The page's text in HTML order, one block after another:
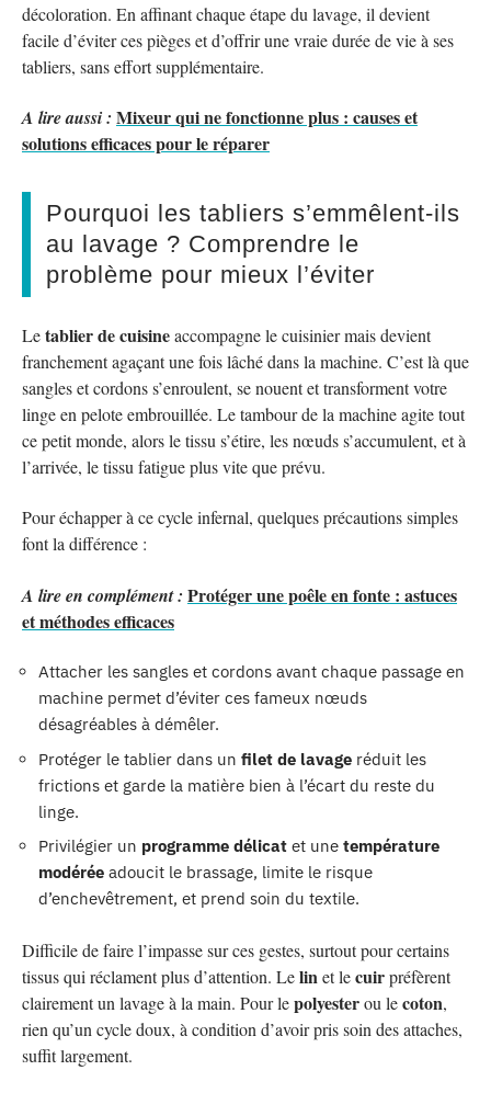
décoloration. En affinant chaque étape du lavage, il devient
facile d’éviter ces pièges et d’offrir une vraie durée de vie à ses
tabliers, sans effort supplémentaire.
A lire aussi : Mixeur qui ne fonctionne plus : causes et
solutions efficaces pour le réparer
Pourquoi les tabliers s’emmêlent-ils
au lavage ? Comprendre le
problème pour mieux l’éviter
Letablier de cuisineaccompagne le cuisinier mais devient
franchement agaçant une fois lâché dans la machine. C’est là que
sangles et cordons s’enroulent, se nouent et transforment votre
linge en pelote embrouillée. Le tambour de la machine agite tout
ce petit monde, alors le tissu s’étire, les nœuds s’accumulent, et à
l’arrivée, le tissu fatigue plus vite que prévu.
Pour échapper à ce cycle infernal, quelques précautions simples
font la différence :
A lire en complément : Protéger une poêle en fonte : astuces
et méthodes efficaces
Attacher les sangles et cordons avant chaque passage en
machine permet d’éviter ces fameux nœuds
désagréables à démêler.
Protéger le tablier dans un filet de lavage réduit les
frictions et garde la matière bien à l’écart du reste du
linge.
Privilégier un programme délicat et une température
modérée adoucit le brassage, limite le risque
d’enchevêtrement, et prend soin du textile.
Difficile de faire l’impasse sur ces gestes, surtout pour certains
tissus qui réclament plus d’attention. Lelin et lecuirpréfèrent
clairement un lavage à la main. Pour lepolyesterou lecoton,
rien qu’un cycle doux, à condition d’avoir pris soin des attaches,
suffit largement.